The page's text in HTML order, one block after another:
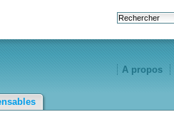
A propos